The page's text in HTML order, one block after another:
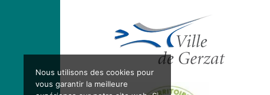
Nous utilisons des cookies pour
vous garantir la meilleure